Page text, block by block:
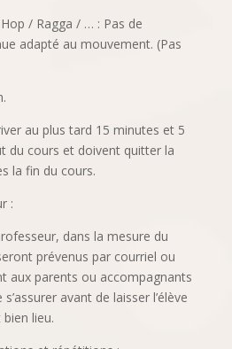
/ Ragga / … : Pas de
adapté au mouvement. (Pas
au plus tard 15 minutes et 5
du cours et doivent quitter la
la fin du cours.
:
dans la mesure du
prévenus par courriel ou
aux parents ou accompagnants
avant de laisser l’élève
lieu.